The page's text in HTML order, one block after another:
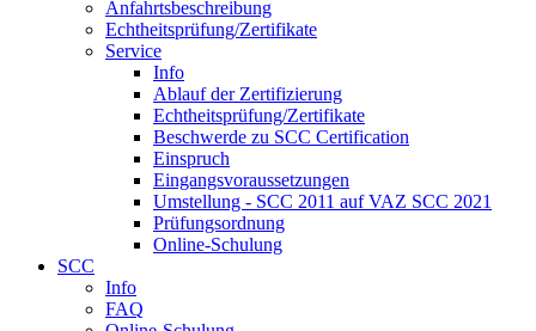
Anfahrtsbeschreibung
Echtheitsprüfung/Zertifikate
Service
Info
Ablauf der Zertifizierung
Echtheitsprüfung/Zertifikate
Beschwerde zu SCC Certification
Einspruch
Eingangsvoraussetzungen
Umstellung - SCC 2011 auf VAZ SCC 2021
Prüfungsordnung
Online-Schulung
SCC
Info
FAQ